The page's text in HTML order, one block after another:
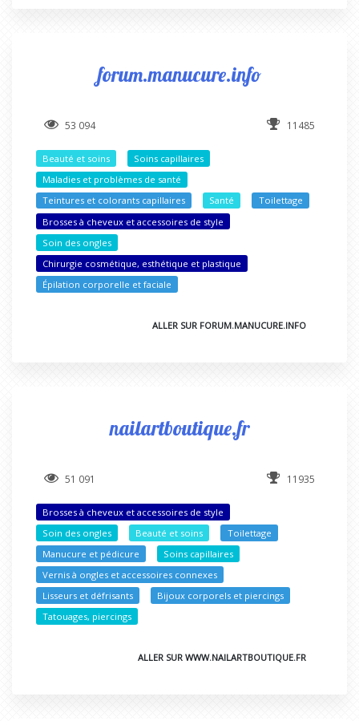
forum.manucure.info
53 094 11485
Beauté et soins
Soins capillaires
Maladies et problèmes de santé
Teintures et colorants capillaires
Santé
Toilettage
Brosses à cheveux et accessoires de style
Soin des ongles
Chirurgie cosmétique, esthétique et plastique
Épilation corporelle et faciale
ALLER SUR FORUM.MANUCURE.INFO
nailartboutique.fr
51 091 11935
Brosses à cheveux et accessoires de style
Soin des ongles
Beauté et soins
Toilettage
Manucure et pédicure
Soins capillaires
Vernis à ongles et accessoires connexes
Lisseurs et défrisants
Bijoux corporels et piercings
Tatouages, piercings
ALLER SUR WWW.NAILARTBOUTIQUE.FR